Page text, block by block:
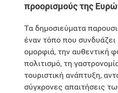
προορισμούς της
Τα δημοσιεύματα
έναν τόπο που συνδυάζει
ομορφιά, την αυθεντική
πολιτισμό, τη
τουριστική ανάπτυξη,
σύγχρονες απαιτήσεις